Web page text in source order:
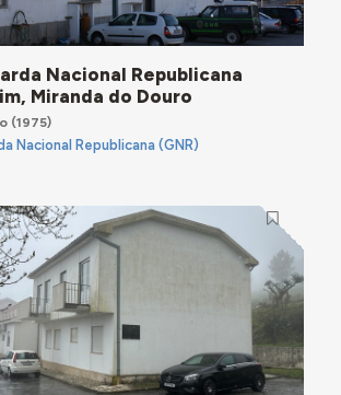
Nacional Republicana
Miranda do Douro
(1975)
Nacional Republicana (GNR)